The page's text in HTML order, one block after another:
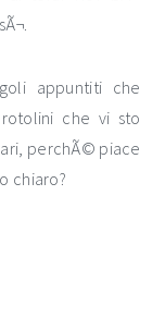
appuntiti che
che vi sto
perchÃ© piace
chiaro?